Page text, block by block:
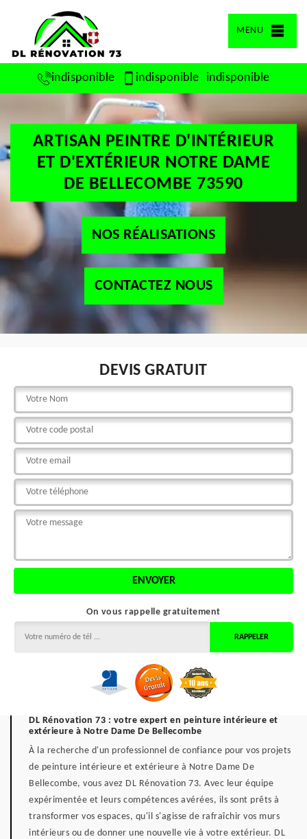
MENU
indisponible indisponible indisponible
ARTISAN PEINTRE D'INTÉRIEUR
ET D'EXTÉRIEUR NOTRE DAME
DE BELLECOMBE 73590
NOS RÉALISATIONS
CONTACTEZ NOUS
DEVIS GRATUIT
On vous rappelle gratuitement
DL Rénovation 73 : votre expert en peinture intérieure et
extérieure à Notre Dame De Bellecombe
À la recherche d'un professionnel de confiance pour vos projets
de peinture intérieure et extérieure à Notre Dame De
Bellecombe, vous avez DL Rénovation 73. Avec leur équipe
expérimentée et leurs compétences avérées, ils sont prêts à
transformer vos espaces, qu'il s'agisse de rafraîchir vos murs
intérieurs ou de donner une nouvelle vie à votre extérieur. DL